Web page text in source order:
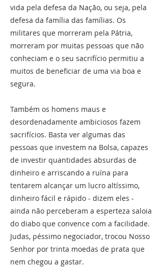
vida pela defesa da Nação, ou seja, pela
defesa da família das famílias. Os
militares que morreram pela Pátria,
morreram por muitas pessoas que não
conheciam e o seu sacrifício permitiu a
muitos de beneficiar de uma via boa e
segura.
Também os homens maus e
desordenadamente ambiciosos fazem
sacrifícios. Basta ver algumas das
pessoas que investem na Bolsa, capazes
de investir quantidades absurdas de
dinheiro e arriscando a ruína para
tentarem alcançar um lucro altíssimo,
dinheiro fácil e rápido - dizem eles -
ainda não perceberam a esperteza saloia
do diabo que convence com a facilidade.
Judas, péssimo negociador, trocou Nosso
Senhor por trinta moedas de prata que
nem chegou a gastar.